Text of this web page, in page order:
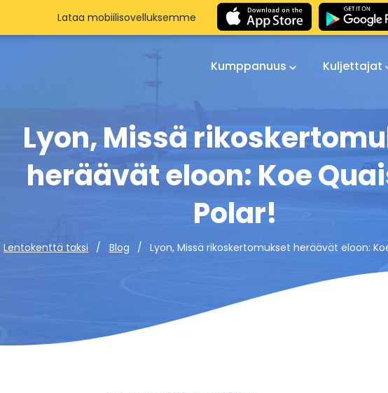
Kumppanuus Kuljettajat
Lyon, Missä
heräävät eloon: Koe
Polar!
Lentokenttä taksi Blog Lyon, Missä rikoskertomukset heräävät eloon:
Lataa mobiilisovelluksemme